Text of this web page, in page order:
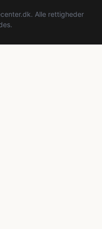
Alle rettigheder